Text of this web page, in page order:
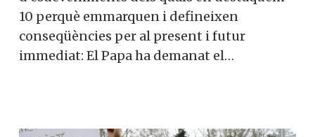
10 perquè emmarquen i defineixen
conseqüències per al present i futur
immediat: El Papa ha demanat el…